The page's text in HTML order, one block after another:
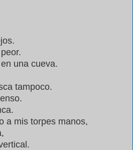
una cueva.
tampoco.
a mis torpes manos,